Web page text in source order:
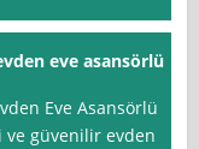
eve asansörlü
Eve Asansörlü
ve güvenilir evden